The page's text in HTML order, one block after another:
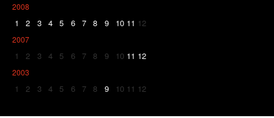
2008
1 2 3 4 5 6 7 8 9 10 11 12
2007
1 2 3 4 5 6 7 8 9 10 11 12
2003
1 2 3 4 5 6 7 8 9 10 11 12